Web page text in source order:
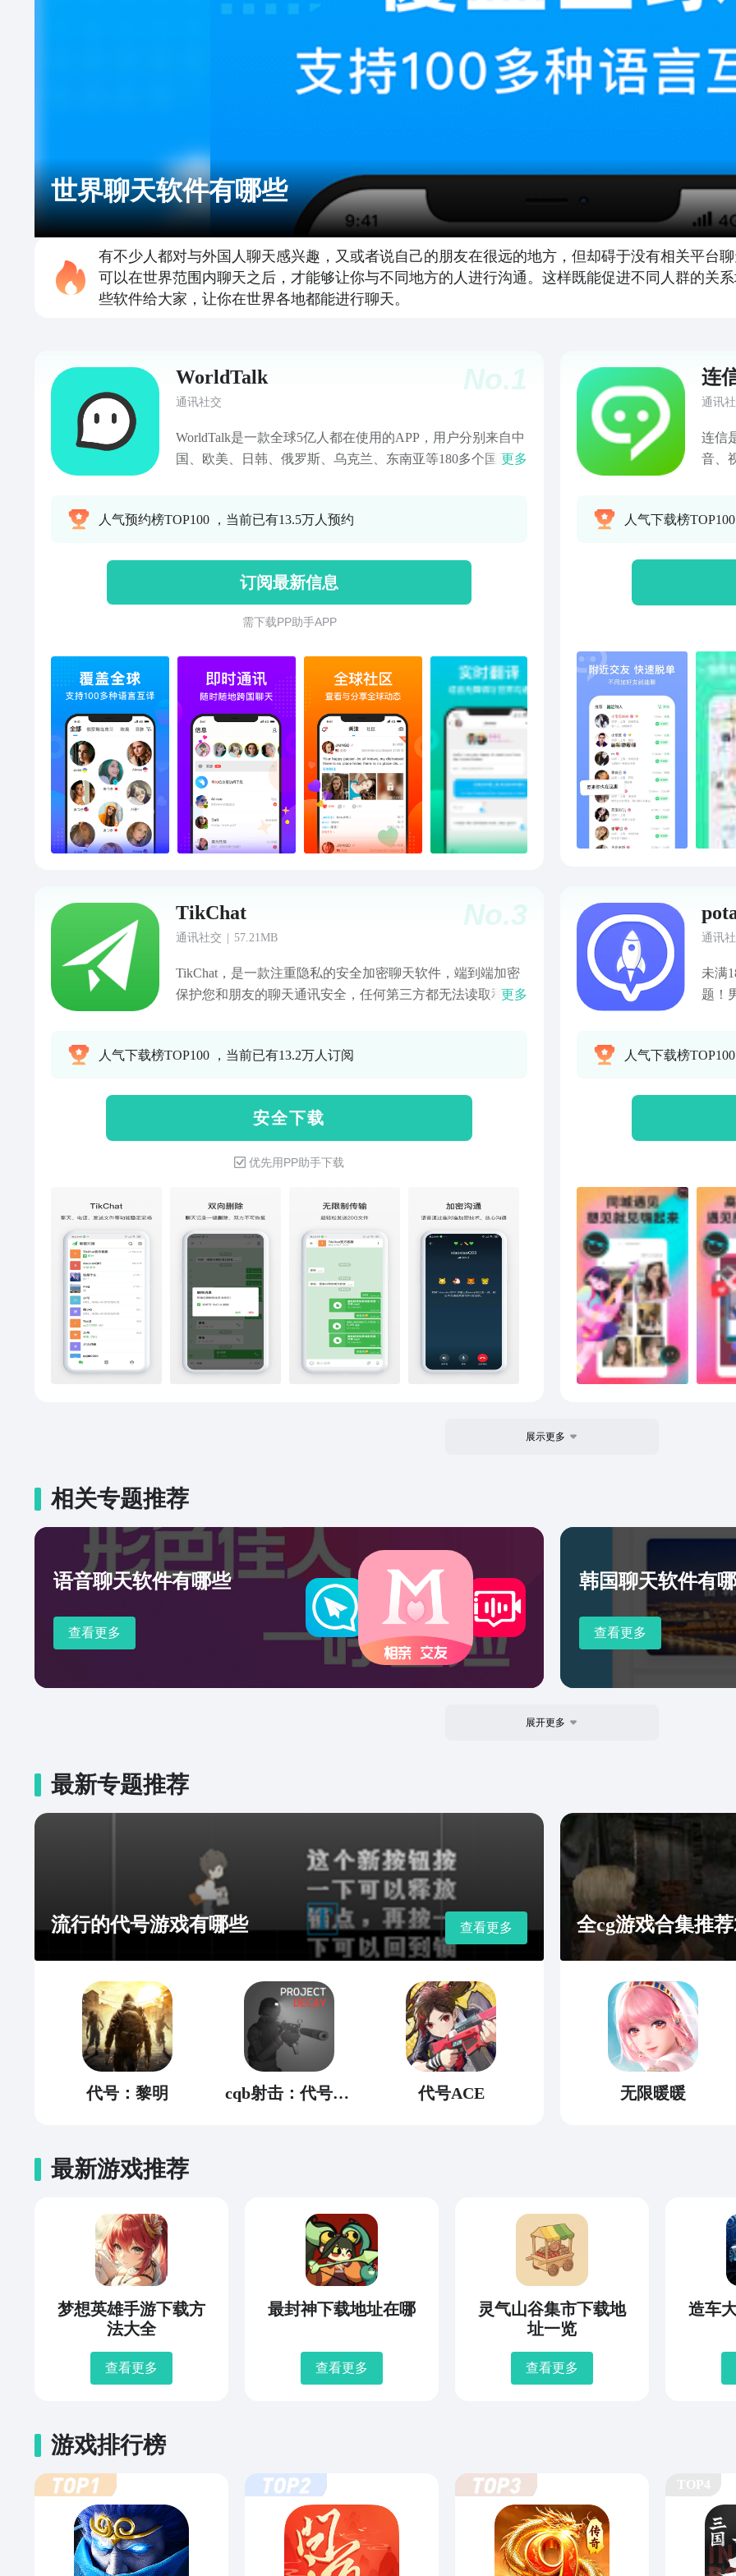
世界聊天软件有哪些
有不少人都对与外国人聊天感兴趣，又或者说自己的朋友在很远的地方，但却碍于没有相关平台
可以在世界范围内聊天之后，才能够让你与不同地方的人进行沟通。这样既能促进不同人群的关
些软件给大家，让你在世界各地都能进行聊天。
No.1
WorldTalk
通讯社交
WorldTalk是一款全球5亿人都在使用的APP，用户分别来自中
国、欧美、日韩、俄罗斯、乌克兰、东南亚等180多个国家和
文字、语音、聊天；③选择自己喜欢的国家，找到自己喜欢
到；⑤支持英语、中文、法语、德语、意大利语、俄语、日
语、韩语、乌克兰语、越南语、西班牙语、葡萄牙语等100多
种语言实时互译；⑥赠送礼物给你喜欢的人，吸引他/她的目
光。如果你有任何想法，欢迎联系我们邮箱：
534650129
更多
人气预约榜TOP100 ，当前已有13.5万人预约
订阅最新信息
需 下 载 P P 助 手 A P P
连
通讯
连信
音、
你推
态广
会员
质超
解
4.特
帮你找到对的
联系
人气下载榜
No.3
TikChat
通讯社交 57.21MB
TikChat，是一款注重隐私的安全加密聊天软件，端到端加密
保护您和朋友的聊天通讯安全，任何第三方都无法读取和窃
端对端加密技术保护您的数据安全，杜绝隐私消息被泄露； ·
用，避免聊天内容被偷看； · 即时沟通：支持文本、图片、
表情、语音、视频、文档传输等多媒体消息； · 双向删除：
聊天记录可一键双向删除，对方与您都不可恢复，细致的安
全体验； · 阅后即焚：限时消息一旦被对方读取，便会自动
对方读取，聊天信息不再被忽略； · 在线时间：好友在线时
间和最近上线时间查看，轻松把握与好友畅聊时间； · 强大
群控：群成员保护，群禁止互加好友，群禁言管理，撤回群
成员消息等功能； · 无限制文件传输：不限速快速传输超大
文件，轻松实现重要文件储存与共享
更多
人气下载榜TOP100 ，当前已有13.2万人订阅
安 全 下 载
优先用PP助手下载
通讯
未满
题！
人气下载榜
展示更多
相关专题推荐
语音聊天软件有哪些
查看更多
韩国聊天软件有
查看更多
展开更多
最新专题推荐
流行的代号游戏有哪些 查看更多
代号：黎明 cqb射击：代号腐烂 代号ACE
全cg游戏合集推荐
无限暖暖
最新游戏推荐
梦想英雄手游下载方
法大全
查看更多
最封神下载地址在哪
查看更多
灵气山谷集市下载地
址一览
查看更多
造车
游戏排行榜